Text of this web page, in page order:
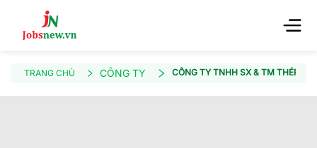
TRANG CHỦ CÔNG TY CÔNG TY TNHH SX & TM THÉP